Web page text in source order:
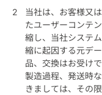
当社は、お客様又
たユーザーコンテ
縮し、当社システ
縮に起因する元デ
品、交換はお受け
製造過程、発送時
きましては、その